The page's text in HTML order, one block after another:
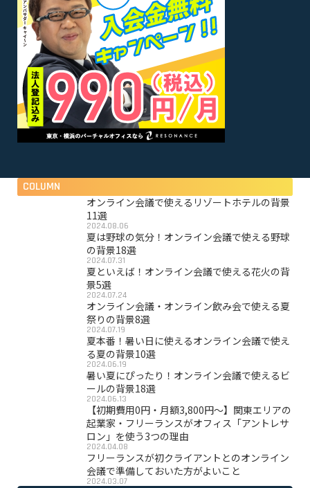
COLUMN
オンライン会議で使えるリゾートホテルの背景
11選
2024.08.06
夏は野球の気分！オンライン会議で使える野球
の背景18選
2024.07.31
夏といえば！オンライン会議で使える花火の背
景5選
2024.07.24
オンライン会議・オンライン飲み会で使える夏
祭りの背景8選
2024.07.19
夏本番！暑い日に使えるオンライン会議で使え
る夏の背景10選
2024.06.19
暑い夏にぴったり！オンライン会議で使えるビ
ールの背景18選
2024.06.13
【初期費用0円・月額3,800円〜】関東エリアの
起業家・フリーランスがオフィス「アントレサ
ロン」を使う3つの理由
2024.04.08
フリーランスが初クライアントとのオンライン
会議で準備しておいた方がよいこと
2024.03.07